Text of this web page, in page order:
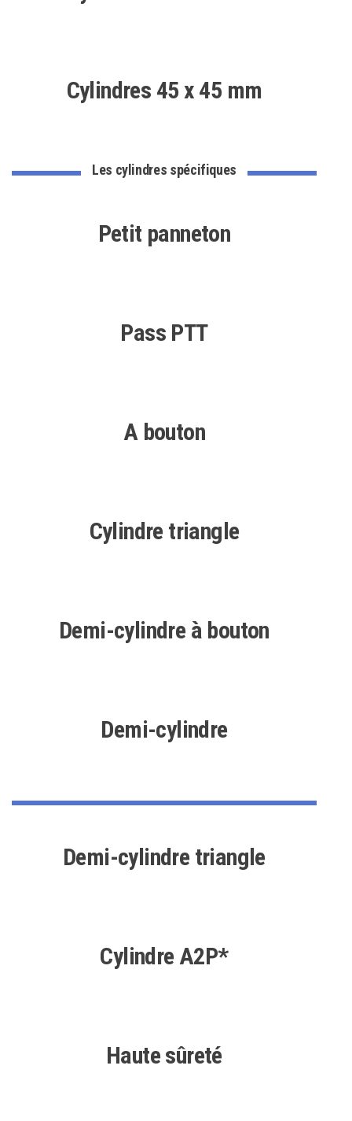
Cylindres 45 x 45 mm
Les cylindres spécifiques
Petit panneton
Pass PTT
A bouton
Cylindre triangle
Demi-cylindre à bouton
Demi-cylindre
Demi-cylindre triangle
Cylindre A2P*
Haute sûreté